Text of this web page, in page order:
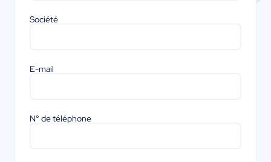
Société
E-mail
N° de téléphone